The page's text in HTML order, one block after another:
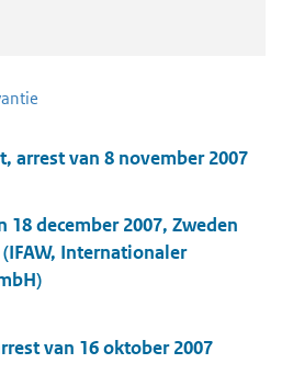
arrest van 8 november 2007
18 december 2007, Zweden
Internationaler
van 16 oktober 2007